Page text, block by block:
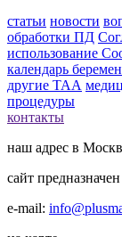
статьи новости
обработки ПД
использование
календарь
другие ТАА
процедуры
контакты
наш адрес в
сайт
e-mail: